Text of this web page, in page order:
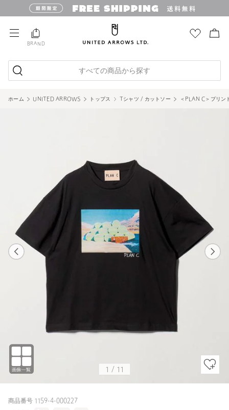
BRAND
すべての商品から探す
ホーム UNITED ARROWS トップス Tシャツ / カットソー ＜PLAN C＞プリン
1 / 11
商品番号 1159-4-000227